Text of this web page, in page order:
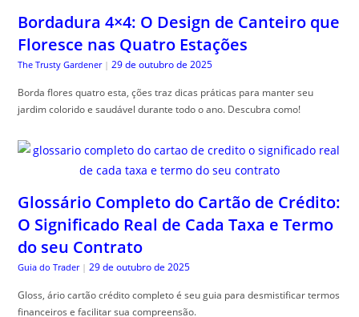
Bordadura 4×4: O Design de Canteiro que
Floresce nas Quatro Estações
The Trusty Gardener | 29 de outubro de 2025
Borda flores quatro esta, ções traz dicas práticas para manter seu
jardim colorido e saudável durante todo o ano. Descubra como!
Glossário Completo do Cartão de Crédito:
O Significado Real de Cada Taxa e Termo
do seu Contrato
Guia do Trader | 29 de outubro de 2025
Gloss, ário cartão crédito completo é seu guia para desmistificar termos
financeiros e facilitar sua compreensão.